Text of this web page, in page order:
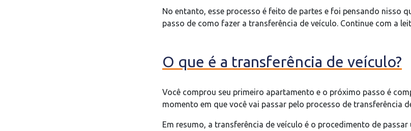
No entanto, esse processo é feito de partes e foi pensando nisso
passo de como fazer a transferência de veículo. Continue com a
O que é a transferência de veículo?
Você comprou seu primeiro apartamento e o próximo passo é
momento em que você vai passar pelo processo de transferência
Em resumo, a transferência de veículo é o procedimento de